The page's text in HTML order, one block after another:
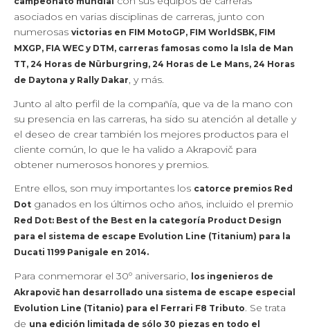
asociados en varias disciplinas de carreras, junto con
numerosas victorias en FIM MotoGP, FIM WorldSBK, FIM
MXGP, FIA WEC y DTM, carreras famosas como la Isla de Man
TT, 24 Horas de Nürburgring, 24 Horas de Le Mans, 24 Horas
de Daytona y Rally Dakar, y más.
Junto al alto perfil de la compañía, que va de la mano con
su presencia en las carreras, ha sido su atención al detalle y
el deseo de crear también los mejores productos para el
cliente común, lo que le ha valido a Akrapovič para
obtener numerosos honores y premios.
Entre ellos, son muy importantes los catorce premios Red
Dot ganados en los últimos ocho años, incluido el premio
Red Dot: Best of the Best en la categoría Product Design
para el sistema de escape Evolution Line (Titanium) para la
Ducati 1199 Panigale en 2014.
Para conmemorar el 30º aniversario,
los ingenieros de
Akrapovič han desarrollado una sistema de escape especial
Evolution Line (Titanio) para el Ferrari F8 Tributo. Se trata
de una edición limitada de sólo 30 piezas en todo el